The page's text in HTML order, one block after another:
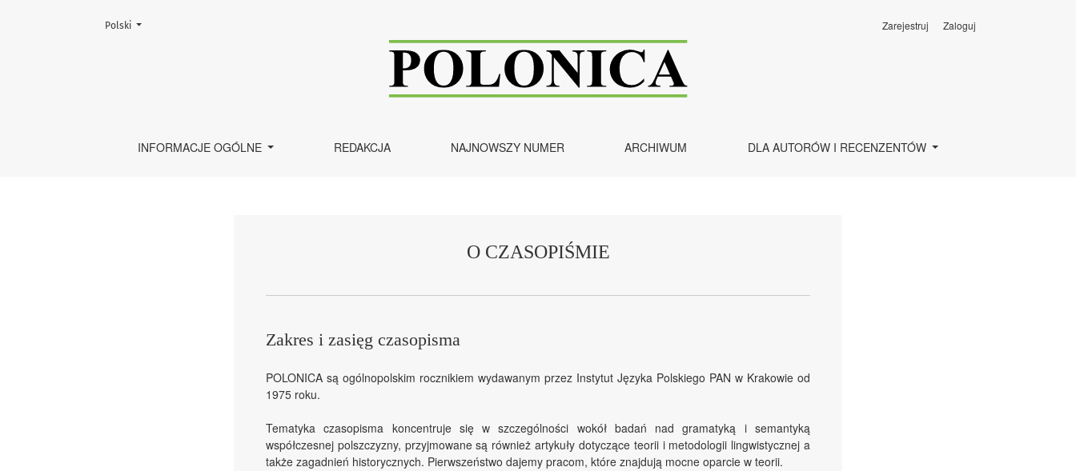
O czasopiśmie
INFORMACJE OGÓLNE REDAKCJA NAJNOWSZY NUMER ARCHIWUM DLA AUTORÓW I RECENZENTÓW
Zarejestruj Zaloguj
Zmień język, obecnie wybrany to:
Polski
O CZASOPIŚMIE
Zakres i zasięg czasopisma
POLONICA są ogólnopolskim rocznikiem wydawanym przez Instytut Języka Polskiego PAN w Krakowie od
1975 roku.
Tematyka czasopisma koncentruje się w szczególności wokół badań nad gramatyką i semantyką
współczesnej polszczyzny, przyjmowane są również artykuły dotyczące teorii i metodologii lingwistycznej a
także zagadnień historycznych. Pierwszeństwo dajemy pracom, które znajdują mocne oparcie w teorii.